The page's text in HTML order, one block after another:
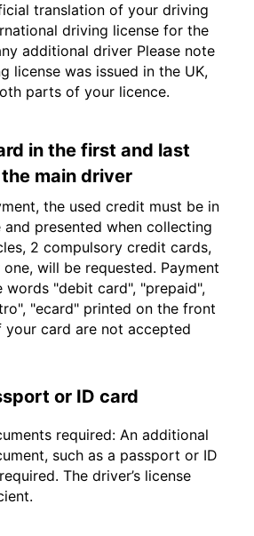
translation of your driving
driving license for the
additional driver Please note
license was issued in the UK,
parts of your licence.
in the first and last
main driver
the used credit must be in
presented when collecting
2 compulsory credit cards,
will be requested. Payment
words "debit card", "prepaid",
"ecard" printed on the front
card are not accepted
or ID card
required: An additional
such as a passport or ID
The driver’s license